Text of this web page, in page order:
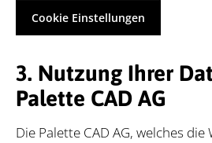
Cookie Einstellungen
3. Nutzung Ihrer
Palette CAD AG
Die Pa­let­te CAD AG, wel­ches